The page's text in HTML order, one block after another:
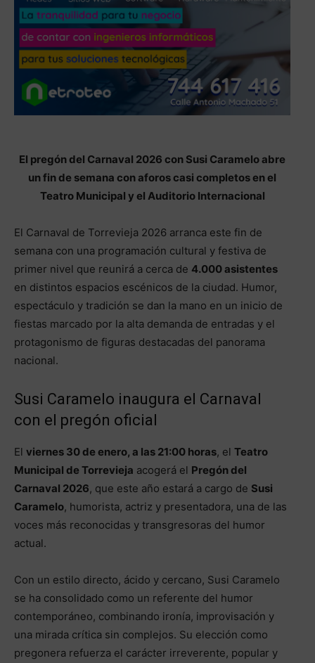
El pregón del Carnaval 2026 con Susi Caramelo abre
un fin de semana con aforos casi completos en el
Teatro Municipal y el Auditorio Internacional
El Carnaval de Torrevieja 2026 arranca este fin de
semana con una programación cultural y festiva de
primer nivel que reunirá a cerca de 4.000 asistentes
en distintos espacios escénicos de la ciudad. Humor,
espectáculo y tradición se dan la mano en un inicio de
fiestas marcado por la alta demanda de entradas y el
protagonismo de figuras destacadas del panorama
nacional.
Susi Caramelo inaugura el Carnaval
con el pregón oficial
El viernes 30 de enero, a las 21:00 horas, el Teatro
Municipal de Torrevieja acogerá el Pregón del
Carnaval 2026, que este año estará a cargo de Susi
Caramelo, humorista, actriz y presentadora, una de las
voces más reconocidas y transgresoras del humor
actual.
Con un estilo directo, ácido y cercano, Susi Caramelo
se ha consolidado como un referente del humor
contemporáneo, combinando ironía, improvisación y
una mirada crítica sin complejos. Su elección como
pregonera refuerza el carácter irreverente, popular y